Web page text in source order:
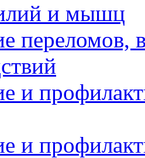
и мышц
переломов,
и
и